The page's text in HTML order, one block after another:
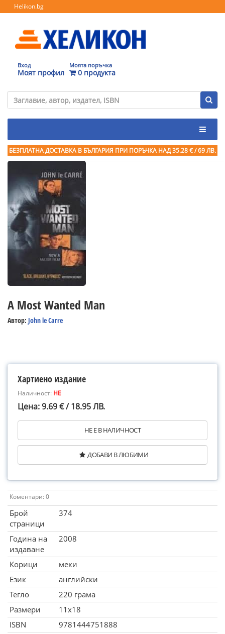
Helikon.bg
Вход
Моят профил
Моята поръчка
0 продукта
БЕЗПЛАТНА ДОСТАВКА В БЪЛГАРИЯ ПРИ ПОРЪЧКА НАД 35.28 € / 69 ЛВ.
A Most Wanted Man
Автор: John le Carre
Хартиено издание
Наличност: НЕ
Цена: 9.69 € / 18.95 ЛВ.
НЕ Е В НАЛИЧНОСТ
ДОБАВИ В ЛЮБИМИ
Коментари: 0
Брой
страници
374
Година на
издаване
2008
Корици
меки
Език
английски
Тегло
220 грама
Размери
11x18
ISBN
9781444751888